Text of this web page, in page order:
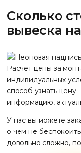
Сколько
вывеска
Расчет цены за
индивидуальных
способ узнать цену
информацию,
У нас вы можете
о чем не
довольно сложно,